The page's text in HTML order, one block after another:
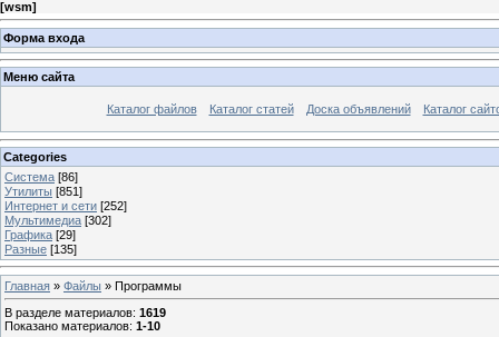
[wsm]
Форма входа
Меню сайта
Каталог файлов Каталог статей Доска объявлений Каталог
Categories
Система [86]
Утилиты [851]
Интернет и сети [252]
Мультимедиа [302]
Графика [29]
Разные [135]
Главная » Файлы » Программы
В разделе материалов: 1619
Показано материалов: 1-10